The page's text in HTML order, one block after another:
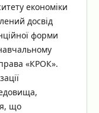
економіки
досвід
форми
«КРОК».
що